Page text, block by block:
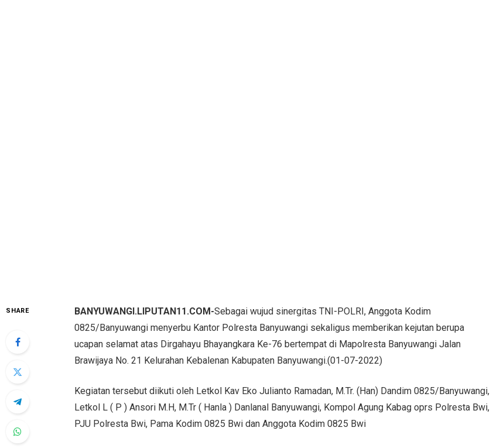
SHARE BANYUWANGI.LIPUTAN11.COM-Sebagai wujud sinergitas TNI-POLRI, Anggota Kodim
0825/Banyuwangi menyerbu Kantor Polresta Banyuwangi sekaligus memberikan kejutan berupa
ucapan selamat atas Dirgahayu Bhayangkara Ke-76 bertempat di Mapolresta Banyuwangi Jalan
Brawijaya No. 21 Kelurahan Kebalenan Kabupaten Banyuwangi.(01-07-2022)
Kegiatan tersebut diikuti oleh Letkol Kav Eko Julianto Ramadan, M.Tr. (Han) Dandim 0825/Banyuwangi,
Letkol L ( P ) Ansori M.H, M.Tr ( Hanla ) Danlanal Banyuwangi, Kompol Agung Kabag oprs Polresta Bwi,
PJU Polresta Bwi, Pama Kodim 0825 Bwi dan Anggota Kodim 0825 Bwi